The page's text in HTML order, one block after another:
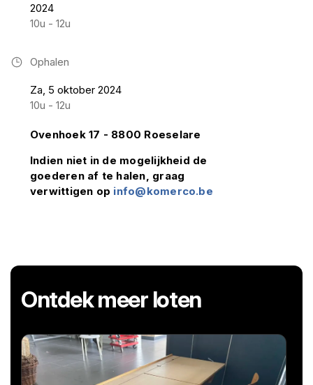
2024
10u - 12u
Ophalen
Za, 5 oktober 2024
10u - 12u
Ovenhoek 17 - 8800 Roeselare
Indien niet in de mogelijkheid de
goederen af te halen, graag
verwittigen op info@komerco.be
Ontdek meer loten